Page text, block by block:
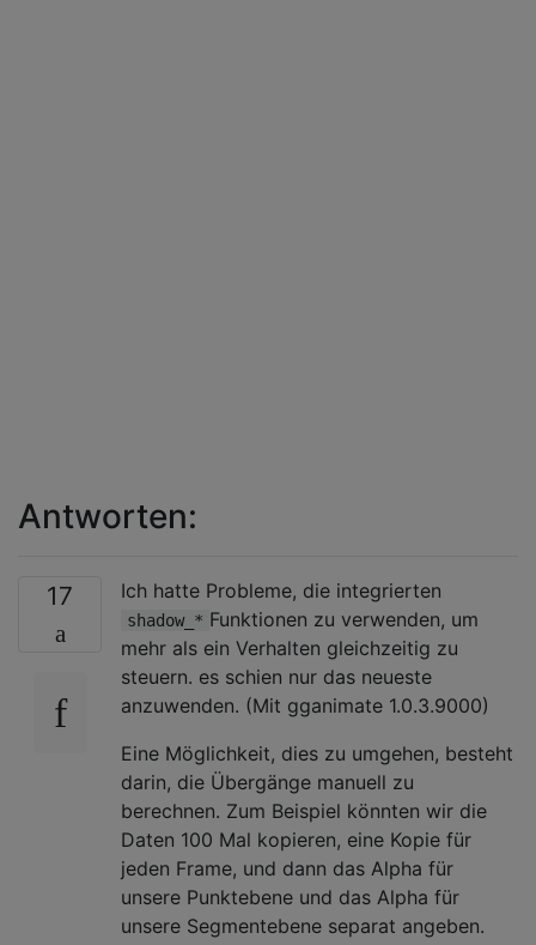
Antworten:
17 Ich hatte Probleme, die integrierten
shadow_* Funktionen zu verwenden, um
mehr als ein Verhalten gleichzeitig zu
steuern. es schien nur das neueste
anzuwenden. (Mit gganimate 1.0.3.9000)
Eine Möglichkeit, dies zu umgehen, besteht
darin, die Übergänge manuell zu
berechnen. Zum Beispiel könnten wir die
Daten 100 Mal kopieren, eine Kopie für
jeden Frame, und dann das Alpha für
unsere Punktebene und das Alpha für
unsere Segmentebene separat angeben.